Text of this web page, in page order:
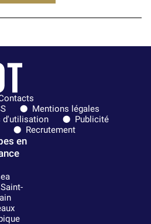
Mentions légales
d'utilisation
Publicité
Recrutement
en